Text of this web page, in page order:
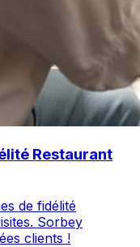
Restaurant
de fidélité
Sorbey
clients !